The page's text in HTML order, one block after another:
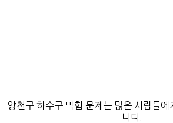
양천구 하수구 막힘 문제는 많은 사람들
니다.